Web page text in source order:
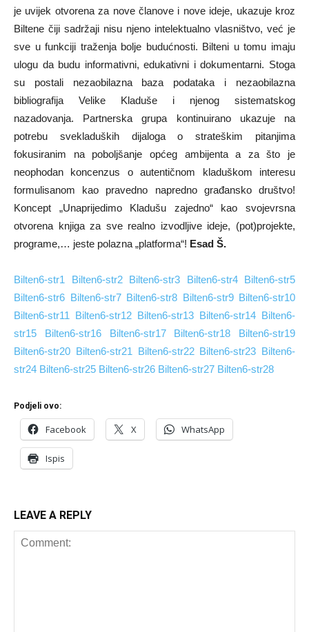
je uvijek otvorena za nove članove i nove ideje, ukazuje kroz
Biltene čiji sadržaji nisu njeno intelektualno vlasništvo, već je
sve u funkciji traženja bolje budućnosti. Bilteni u tomu imaju
ulogu da budu informativni, edukativni i dokumentarni. Stoga
su postali nezaobilazna baza podataka i nezaobilazna
bibliografija Velike Kladuše i njenog sistematskog
nazadovanja. Partnerska grupa kontinuirano ukazuje na
potrebu svekladuških dijaloga o strateškim pitanjima
fokusiranim na poboljšanje općeg ambijenta a za što je
neophodan koncenzus o autentičnom kladuškom interesu
formulisanom kao pravedno napredno građansko društvo!
Koncept „Unaprijedimo Kladušu zajedno“ kao svojevrsna
otvorena knjiga za sve realno izvodljive ideje, (pot)projekte,
programe,… jeste polazna „platforma“! Esad Š.
Bilten6-str1 Bilten6-str2 Bilten6-str3 Bilten6-str4
Bilten6-str5
Bilten6-str6 Bilten6-str7 Bilten6-str8 Bilten6-str9 Bilten6-str10
Bilten6-str11
Bilten6-str12 Bilten6-str13 Bilten6-str14 Bilten6-
str15
Bilten6-str16 Bilten6-str17 Bilten6-str18
Bilten6-str19
Bilten6-str20 Bilten6-str21 Bilten6-str22 Bilten6-str23 Bilten6-
str24 Bilten6-str25 Bilten6-str26 Bilten6-str27 Bilten6-str28
Podjeli ovo:
Facebook X WhatsApp
Ispis
LEAVE A REPLY